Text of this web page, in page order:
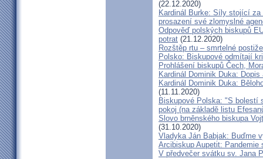
(22.12.2020)
Kardinál Burke: Síly stojící
prosazení své zlomyslné
Odpověď polských biskupů
potrat (21.12.2020)
Rozštěp rtu – smrtelné
Polsko: Biskupové odmítají
Prohlášení biskupů Čech,
Kardinál Dominik Duka:
Kardinál Dominik Duka:
(11.11.2020)
Biskupové Polska: "S bolestí
pokoj (na základě listu
Slovo brněnského biskupa
(31.10.2020)
Vladyka Ján Babjak: Buďme
Arcibiskup Aupetit: Pandemie
V předvečer svátku sv. Jana